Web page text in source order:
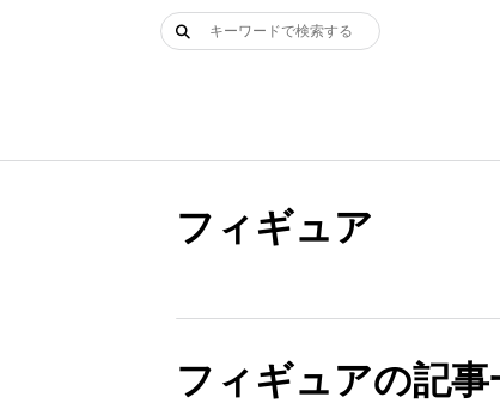
検
フィギュア
フィギュアの記事